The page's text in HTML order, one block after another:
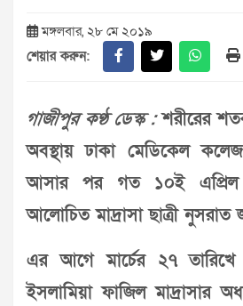
মঙ্গলবার, ২৮ মে ২০১৯
শেয়ার করুন:
গাজীপুর কণ্ঠ ডেস্ক :শরীরের
অবস্থায় ঢাকা মেডিকেল
আসার পর গত ১০ই
আলোচিত মাদ্রাসা ছাত্রী নুসরাত
এর আগে মার্চের ২৭ তারিখে
ইসলামিয়া ফাজিল মাদ্রাসার